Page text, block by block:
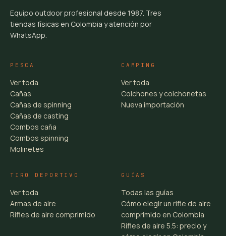
Equipo outdoor profesional desde 1987. Tres
tiendas físicas en Colombia y atención por
WhatsApp.
PESCA
Ver toda
Cañas
Cañas de spinning
Cañas de casting
Combos caña
Combos spinning
Molinetes
CAMPING
Ver toda
Colchones y colchonetas
Nueva importación
TIRO DEPORTIVO
Ver toda
Armas de aire
Rifles de aire comprimido
GUÍAS
Todas las guías
Cómo elegir un rifle de aire
comprimido en Colombia
Rifles de aire 5.5: precio y